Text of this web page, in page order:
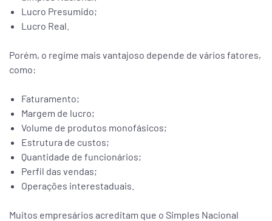
Lucro Presumido;
Lucro Real.
Porém, o regime mais vantajoso depende de vários fatores,
como:
Faturamento;
Margem de lucro;
Volume de produtos monofásicos;
Estrutura de custos;
Quantidade de funcionários;
Perfil das vendas;
Operações interestaduais.
Muitos empresários acreditam que o Simples Nacional